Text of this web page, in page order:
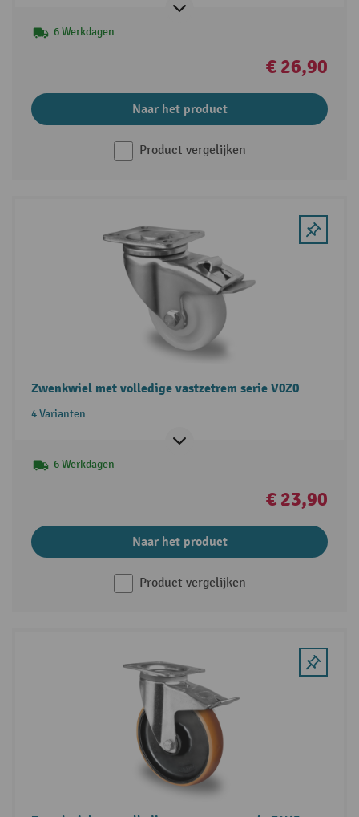
6 Werkdagen
€ 26,90
Naar het product
Product vergelijken
Zwenkwiel met volledige vastzetrem serie V0Z0
4 Varianten
6 Werkdagen
€ 23,90
Naar het product
Product vergelijken